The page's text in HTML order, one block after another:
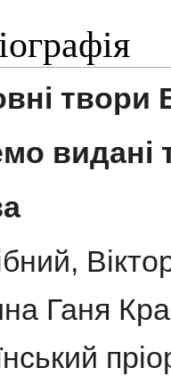
твори
видані
Ганя